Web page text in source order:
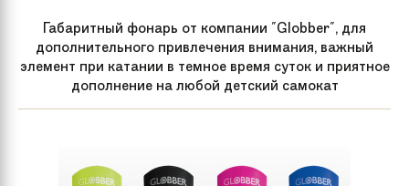
Габаритный фонарь от компании "Globber", для
дополнительного привлечения внимания, важный
элемент при катании в темное время суток и приятное
дополнение на любой детский самокат